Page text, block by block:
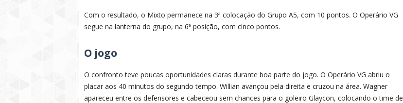
Com o resultado, o Mixto permanece na 3ª colocação do Grupo A5, com 10 pontos. O Operário VG
segue na lanterna do grupo, na 6ª posição, com cinco pontos.
O jogo
O confronto teve poucas oportunidades claras durante boa parte do jogo. O Operário VG abriu o
placar aos 40 minutos do segundo tempo. Willian avançou pela direita e cruzou na área. Wagner
apareceu entre os defensores e cabeceou sem chances para o goleiro Glaycon, colocando o time de